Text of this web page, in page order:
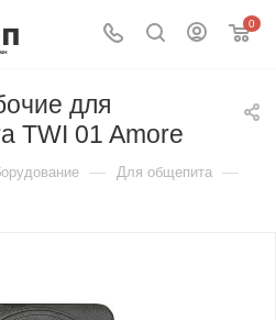
0
для
TWI 01 Amore
— Для общепита —